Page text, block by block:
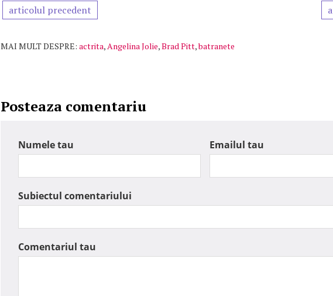
articolul precedent
MAI MULT DESPRE: actrita,Angelina Jolie,Brad Pitt,batranete
Posteaza comentariu
Numele tau Emailul tau
Subiectul comentariului
Comentariul tau